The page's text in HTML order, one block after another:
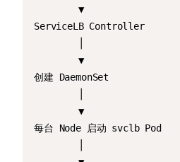
        ▼
ServiceLB Controller
        ▼
创建 DaemonSet
        ▼
每台 Node 启动 svclb Pod